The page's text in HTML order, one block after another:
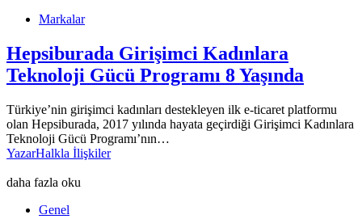
Markalar
Hepsiburada Girişimci Kadınlara
Teknoloji Gücü Programı 8 Yaşında
Türkiye’nin girişimci kadınları destekleyen ilk e-ticaret platformu
olan Hepsiburada, 2017 yılında hayata geçirdiği Girişimci Kadınlara
Teknoloji Gücü Programı’nın…
YazarHalkla İlişkiler
daha fazla oku
Genel